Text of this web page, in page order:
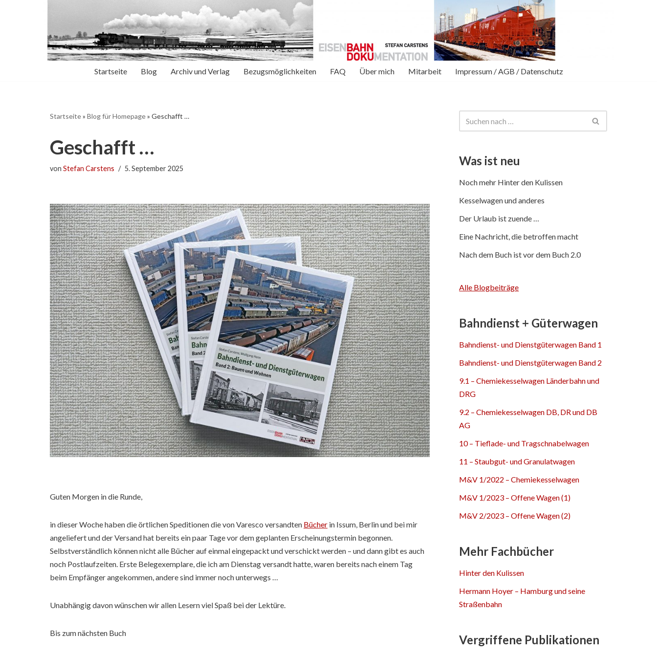
Startseite
Blog Archiv und Verlag Bezugsmöglichkeiten FAQ Über mich Mitarbeit Impressum / AGB / Datenschutz
Startseite» Blog für Homepage» Geschafft …
Geschafft …
von Stefan Carstens 5. September 2025
Guten Morgen in die Runde,
in dieser Woche haben die örtlichen Speditionen die von Varesco versandten Bücher in Issum, Berlin und bei mir
angeliefert und der Versand hat bereits ein paar Tage vor dem geplanten Erscheinungstermin begonnen.
Selbstverständlich können nicht alle Bücher auf einmal eingepackt und verschickt werden – und dann gibt es auch
noch Postlaufzeiten. Erste Belegexemplare, die ich am Dienstag versandt hatte, waren bereits nach einem Tag
beim Empfänger angekommen, andere sind immer noch unterwegs …
Unabhängig davon wünschen wir allen Lesern viel Spaß bei der Lektüre.
Bis zum nächsten Buch
Was ist neu
Noch mehr Hinter den Kulissen
Kesselwagen und anderes
Der Urlaub ist zuende …
Eine Nachricht, die betroffen macht
Nach dem Buch ist vor dem Buch 2.0
Alle Blogbeiträge
Bahndienst + Güterwagen
Bahndienst- und Dienstgüterwagen Band 1
Bahndienst- und Dienstgüterwagen Band 2
9.1 – Chemiekesselwagen Länderbahn und
DRG
9.2 – Chemiekesselwagen DB, DR und DB
AG
10 – Tieflade- und Tragschnabelwagen
11 – Staubgut- und Granulatwagen
M&V 1/2022 – Chemiekesselwagen
M&V 1/2023 – Offene Wagen (1)
M&V 2/2023 – Offene Wagen (2)
Mehr Fachbücher
Hinter den Kulissen
Hermann Hoyer – Hamburg und seine
Straßenbahn
Vergriffene Publikationen